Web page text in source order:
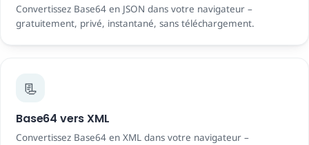
Convertissez Base64 en JSON dans votre navigateur –
gratuitement, privé, instantané, sans téléchargement.
📃
Base64 vers XML
Convertissez Base64 en XML dans votre navigateur –